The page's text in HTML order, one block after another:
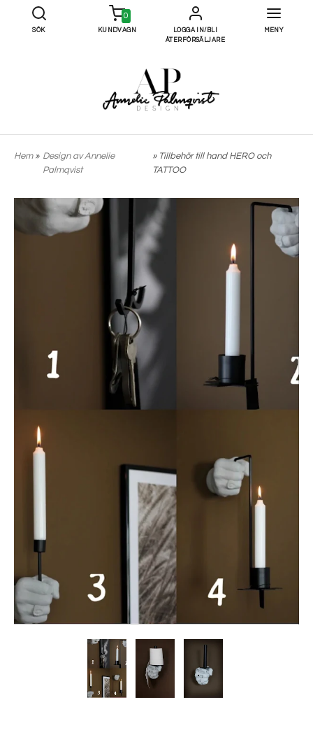
SÖK
0
KUNDVAGN
LOGGA IN/BLI
ÅTERFÖRSÄLJARE
MENY
Hem» Design av Annelie
Palmqvist
» Tillbehör till hand HERO och
TATTOO